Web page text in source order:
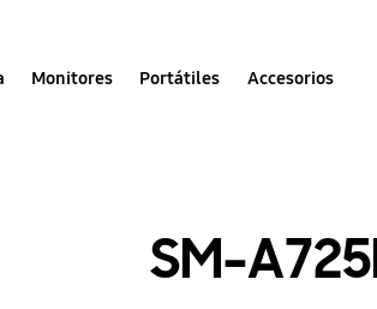
Monitores Portátiles Accesorios
SM-